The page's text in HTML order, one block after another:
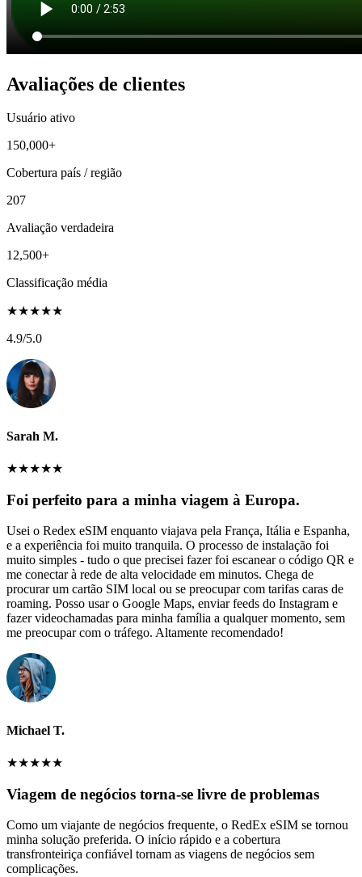
Avaliações de clientes
Usuário ativo
150,000+
Cobertura país / região
207
Avaliação verdadeira
12,500+
Classificação média
★★★★★
4.9/5.0
Sarah M.
★★★★★
Foi perfeito para a minha viagem à Europa.
Usei o Redex eSIM enquanto viajava pela França, Itália e Espanha,
e a experiência foi muito tranquila. O processo de instalação foi
muito simples - tudo o que precisei fazer foi escanear o código QR e
me conectar à rede de alta velocidade em minutos. Chega de
procurar um cartão SIM local ou se preocupar com tarifas caras de
roaming. Posso usar o Google Maps, enviar feeds do Instagram e
fazer videochamadas para minha família a qualquer momento, sem
me preocupar com o tráfego. Altamente recomendado!
Michael T.
★★★★★
Viagem de negócios torna-se livre de problemas
Como um viajante de negócios frequente, o RedEx eSIM se tornou
minha solução preferida. O início rápido e a cobertura
transfronteiriça confiável tornam as viagens de negócios sem
complicações.